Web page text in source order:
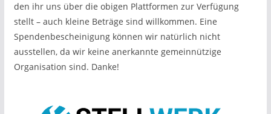
den ihr uns über die obigen Plattformen zur Verfügung
stellt – auch kleine Beträge sind willkommen. Eine
Spendenbescheinigung können wir natürlich nicht
ausstellen, da wir keine anerkannte gemeinnützige
Organisation sind. Danke!